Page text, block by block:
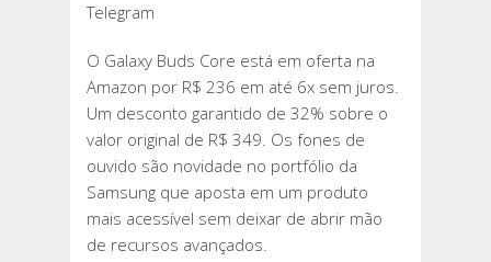
Telegram
O Galaxy Buds Core está em oferta na
Amazon por R$ 236 em até 6x sem juros.
Um desconto garantido de 32% sobre o
valor original de R$ 349. Os fones de
ouvido são novidade no portfólio da
Samsung que aposta em um produto
mais acessível sem deixar de abrir mão
de recursos avançados.